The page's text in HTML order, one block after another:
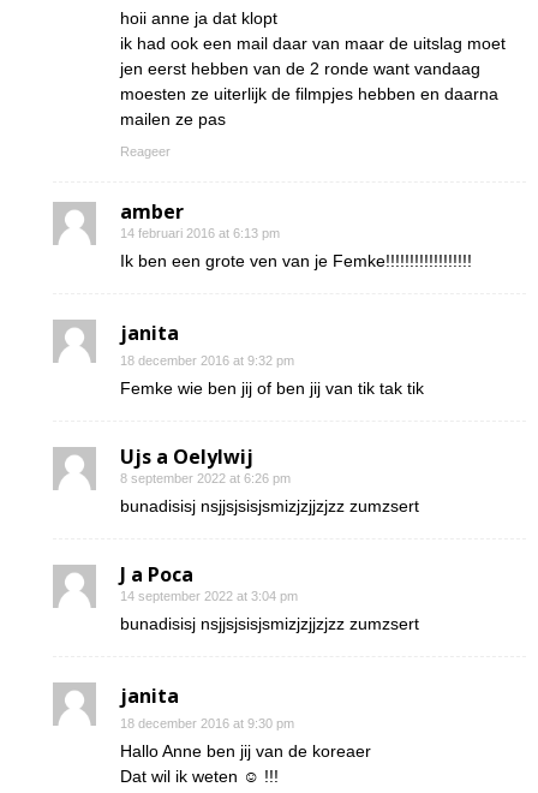
hoii anne ja dat klopt
ik had ook een mail daar van maar de uitslag moet
jen eerst hebben van de 2 ronde want vandaag
moesten ze uiterlijk de filmpjes hebben en daarna
mailen ze pas
Reageer
amber
14 februari 2016 at 6:13 pm
Ik ben een grote ven van je Femke!!!!!!!!!!!!!!!!!!
janita
18 december 2016 at 9:32 pm
Femke wie ben jij of ben jij van tik tak tik
Ujs a Oelylwij
8 september 2022 at 6:26 pm
bunadisisj nsjjsjsisjsmizjzjjzjzz zumzsert
J a Poca
14 september 2022 at 3:04 pm
bunadisisj nsjjsjsisjsmizjzjjzjzz zumzsert
janita
18 december 2016 at 9:30 pm
Hallo Anne ben jij van de koreaer
Dat wil ik weten ☺ !!!